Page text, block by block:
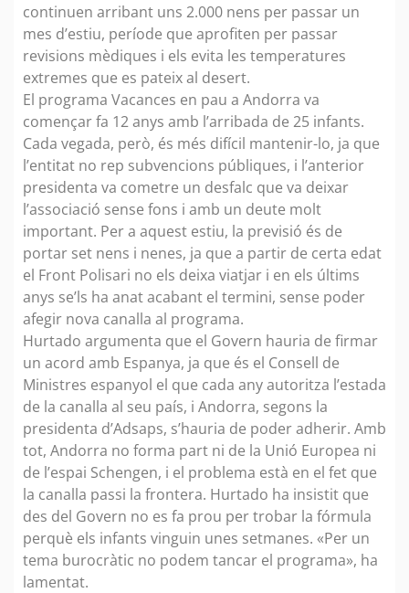
continuen arribant uns 2.000 nens per passar un
mes d’estiu, període que aprofiten per passar
revisions mèdiques i els evita les temperatures
extremes que es pateix al desert.
El programa Vacances en pau a Andorra va
començar fa 12 anys amb l’arribada de 25 infants.
Cada vegada, però, és més difícil mantenir-lo, ja que
l’entitat no rep subvencions públiques, i l’anterior
presidenta va cometre un desfalc que va deixar
l’associació sense fons i amb un deute molt
important. Per a aquest estiu, la previsió és de
portar set nens i nenes, ja que a partir de certa edat
el Front Polisari no els deixa viatjar i en els últims
anys se’ls ha anat acabant el termini, sense poder
afegir nova canalla al programa.
Hurtado argumenta que el Govern hauria de firmar
un acord amb Espanya, ja que és el Consell de
Ministres espanyol el que cada any autoritza l’estada
de la canalla al seu país, i Andorra, segons la
presidenta d’Adsaps, s’hauria de poder adherir. Amb
tot, Andorra no forma part ni de la Unió Europea ni
de l’espai Schengen, i el problema està en el fet que
la canalla passi la frontera. Hurtado ha insistit que
des del Govern no es fa prou per trobar la fórmula
perquè els infants vinguin unes setmanes. «Per un
tema burocràtic no podem tancar el programa», ha
lamentat.